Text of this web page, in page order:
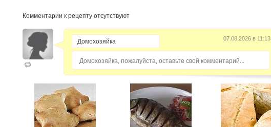
Комментарии к рецепту отсутствуют
07.08.2026 в 11:13
Домохозяйка, пожалуйста, оставьте свой комментарий...